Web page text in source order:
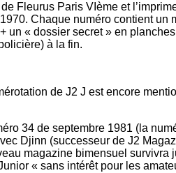
Fleurus Paris VIème et
Chaque numéro contient un
un « dossier secret » en
à la fin.
de J2 J est encore
34 de septembre 1981 (la
Djinn (successeur de J2
magazine bimensuel survivra
« sans intérêt pour les